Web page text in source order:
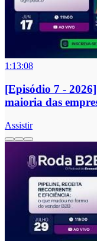
1:13:08
[Episódio 7 -
maioria das
Assistir